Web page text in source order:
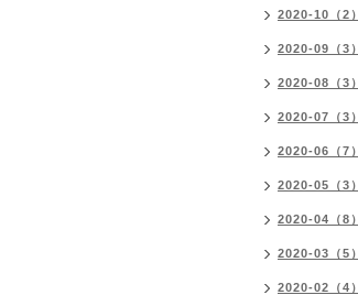
2020-10（2）
2020-09（3）
2020-08（3）
2020-07（3）
2020-06（7）
2020-05（3）
2020-04（8）
2020-03（5）
2020-02（4）